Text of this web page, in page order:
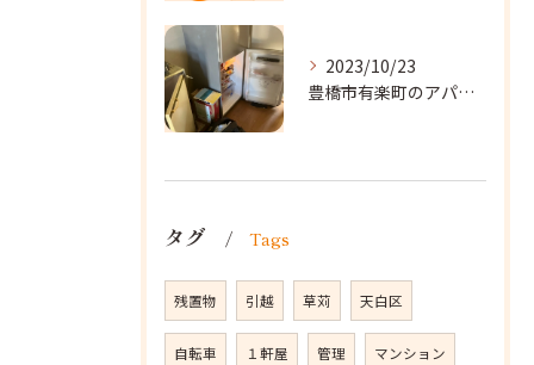
2023/10/23
豊橋市有楽町のアパートに遺品整理に向かいました。
タグ Tags
残置物 引越 草苅 天白区
自転車 １軒屋 管理 マンション